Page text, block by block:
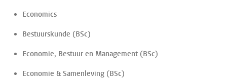
Economics
Bestuurskunde (BSc)
Economie, Bestuur en Management (BSc)
Economie & Samenleving (BSc)